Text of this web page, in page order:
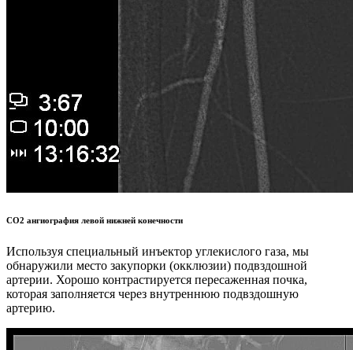
СО2 ангиография левой нижней конечности
Используя специальный инъектор углекислого газа, мы
обнаружили место закупорки (окклюзии) подвздошной
артерии. Хорошо контрастируется пересаженная почка,
которая заполняется через внутреннюю подвздошную
артерию.